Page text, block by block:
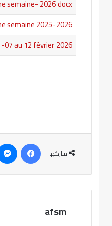
semaine- 2026 docx
semaine 2025-2026
au 12 février 2026
شاركها
فيسبوك
afsm